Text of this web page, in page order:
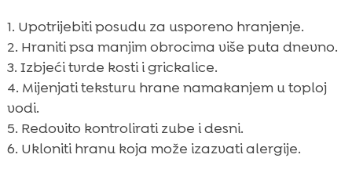
Upotrijebiti posudu za usporeno hranjenje.
Hraniti psa manjim obrocima više puta dnevno.
Izbjeći tvrde kosti i grickalice.
Mijenjati teksturu hrane namakanjem u toploj
vodi.
Redovito kontrolirati zube i desni.
Ukloniti hranu koja može izazvati alergije.